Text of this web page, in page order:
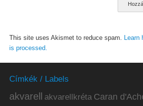
This site uses Akismet to reduce spam. Learn
is processed.
Címkék / Labels
akvarell akvarellkréta Caran